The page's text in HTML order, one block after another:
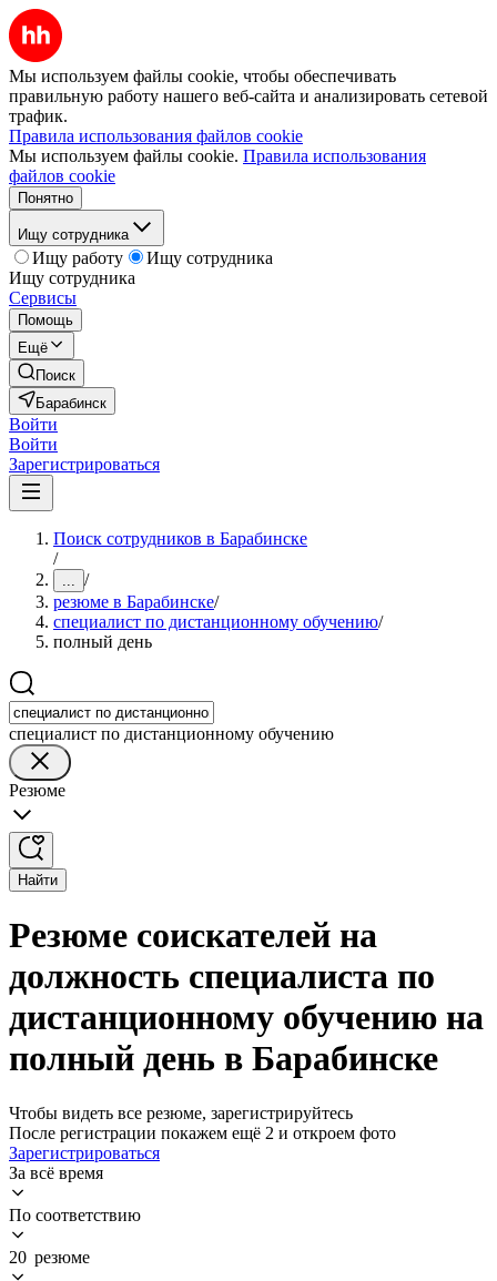
Мы используем файлы cookie, чтобы обеспечивать
правильную работу нашего веб-сайта и анализировать сетевой
трафик.
Правила использования файлов cookie
Мы используем файлы cookie. Правила использования
файлов cookie
Понятно
Ищу сотрудника
Ищу работу
Ищу сотрудника
Ищу сотрудника
Сервисы
Помощь
Ещё
Поиск
Барабинск
Войти
Войти
Зарегистрироваться
Поиск сотрудников в Барабинске
/
... /
резюме в Барабинске/
специалист по дистанционному обучению/
полный день
специалист по дистанционному обучению
Резюме
Найти
Резюме соискателей на
должность специалиста по
дистанционному обучению на
полный день в Барабинске
Чтобы видеть все резюме, зарегистрируйтесь
После регистрации покажем ещё 2 и откроем фото
Зарегистрироваться
За всё время
По соответствию
20 резюме